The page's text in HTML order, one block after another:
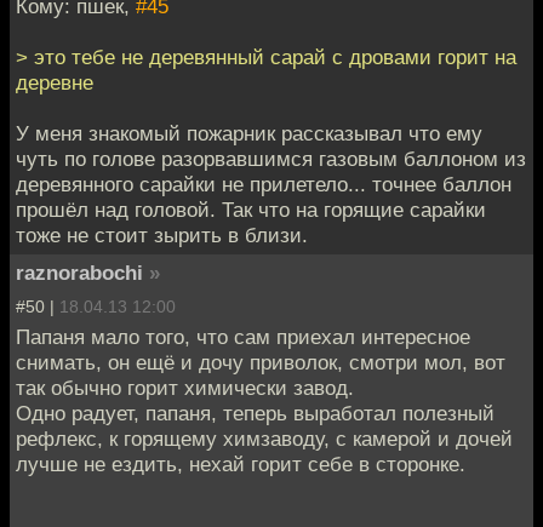
Кому: пшек, #45
> это тебе не деревянный сарай с дровами горит на
деревне
У меня знакомый пожарник рассказывал что ему
чуть по голове разорвавшимся газовым баллоном из
деревянного сарайки не прилетело... точнее баллон
прошёл над головой. Так что на горящие сарайки
тоже не стоит зырить в близи.
raznorabochi »
#50 | 18.04.13 12:00
Папаня мало того, что сам приехал интересное
снимать, он ещё и дочу приволок, смотри мол, вот
так обычно горит химически завод.
Одно радует, папаня, теперь выработал полезный
рефлекс, к горящему химзаводу, с камерой и дочей
лучше не ездить, нехай горит себе в сторонке.